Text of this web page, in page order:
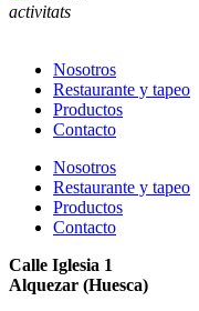
activitats
Nosotros
Restaurante y tapeo
Productos
Contacto
Nosotros
Restaurante y tapeo
Productos
Contacto
Calle Iglesia 1
Alquezar (Huesca)